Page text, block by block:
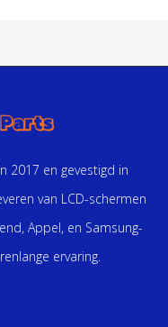
2017 en gevestigd in
van LCD-schermen
Appel, en Samsung-
ervaring.